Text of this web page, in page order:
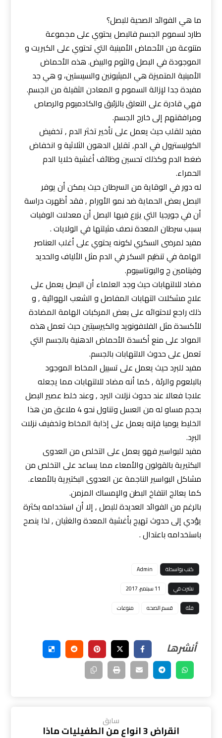
ما هي الفوائد الصحية للبصل؟
طارد لسموم الجسم فالبصل يحتوي على مجموعة
متنوعة من الأحماض الأمينية التي تحتوي على الكبريت و
الموجودة في البصل والثوم والبيض. هذه الأحماض
الأمينية المتميزة هي الميثيونين والسيستين، و هي جد
مفيدة جدا لإزالة السموم و المعادن الثقيلة من الجسم.
فهي قادرة على التعلق بالزئبق والكادميوم والرصاص
ومرافقتهم إلى خارج الجسم.
مفيد للقلب حيث يعمل على تأخير تخثر الدم , تخفيض
الكوليسترول في الدم, تقليل الدهون الثلاثية و انخفاض
ضغط الدم وكذلك تحسين وظائف أغشية خلايا الدم
الحمراء.
له دور في الوقاية من السرطان حيث يمكن أن يوفر
البصل بعض الحماية ضد نمو الأورام , فقد أظهرت دراسة
أن في جورجيا التي يزرع فيها البصل أن معدلات الوفيات
بسبب سرطان المعدة نصف مثيلتها في الولايات .
مفيد لمرضى السكري لكونه يحتوي على أغلب العناصر
الهامة في تنظيم السكر في الدم مثل الألياف والحديد
وفيتامين ج والبوتاسيوم.
مضاد للالتهابات حيث وجد العلماء أن البصل يعمل على
علاج مشكلات التهابات المفاصل و الشعب الهوائية , و
ذلك راجع لاحتوائه على بعض المركبات الهامة المضادة
للأكسدة مثل الفلافونويد والكيرسيتين حيث تعمل هذه
المواد على منع أكسدة الأحماض الدهنية بالجسم التي
تعمل على حدوث الالتهابات بالجسم.
مفيد للبرد حيث يعمل على تسييل المخاط الموجود
بالبلعوم والرئة , كما أنه مضاد للالتهابات مما يجعله
علاجا فعالا عند حدوث نزلات البرد , وعند خلط عصير البصل
بحجم مساو له من العسل وتناول نحو 4 ملاعق من هذا
الخليط يوميا فإنه يعمل على إذابة المخاط وتخفيف نزلات
البرد.
مفيد للبواسير فهو يعمل على التخلص من العدوى
البكتيرية بالقولون والأمعاء مما يساعد على التخلص من
مشاكل البواسير الناجمة عن العدوى البكتيرية بالأمعاء.
كما يعالج انتفاخ البطن والإمساك المزمن.
بالرغم من الفوائد العديدة للبصل , إلا أن استخدامه بكثرة
يؤدي إلى حدوث تهيج بأغشية المعدة والغثيان , لذا ينصح
باستخدامه باعتدال .
كتب بواسطة
Admin
نشرت في
11 سبتمبر، 2017
فئة
قسم الصحه منوعات
سابق
انقراض 3 انواع من الطفيليات ماذا